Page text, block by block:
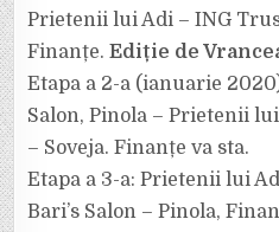
Prietenii lui Adi – ING
Finanțe.Ediție de
Etapa a 2-a (ianuarie
Salon, Pinola – Prietenii
– Soveja. Finanțe va sta.
Etapa a 3-a: Prietenii lui
Bari’s Salon – Pinola,